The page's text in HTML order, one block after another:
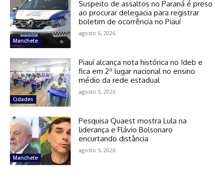
Manchete
Suspeito de assaltos no Paraná é preso
ao procurar delegacia para registrar
boletim de ocorrência no Piauí
agosto 6, 2026
Cidades
Piauí alcança nota histórica no Ideb e
fica em 2º lugar nacional no ensino
médio da rede estadual
agosto 5, 2026
Manchete
Pesquisa Quaest mostra Lula na
liderança e Flávio Bolsonaro
encurtando distância
agosto 5, 2026